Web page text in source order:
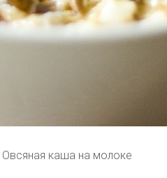
Овсяная каша на молоке